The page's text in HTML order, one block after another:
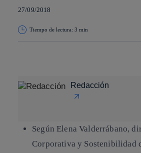
27/09/2018
Tiempo de lectura: 3 min
Redacción
Según Elena Valderrábano,
Corporativa y Sostenibilidad